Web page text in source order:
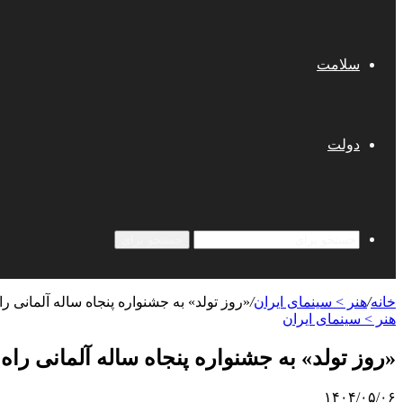
سلامت
دولت
خانه/هنر > سینمای ایران/«روز تولد» به جشنواره پنجاه ساله آلمانی
هنر > سینمای ایران
«روز تولد» به جشنواره پنجاه ساله آلمانی راه
۱۴۰۴/۰۵/۰۶